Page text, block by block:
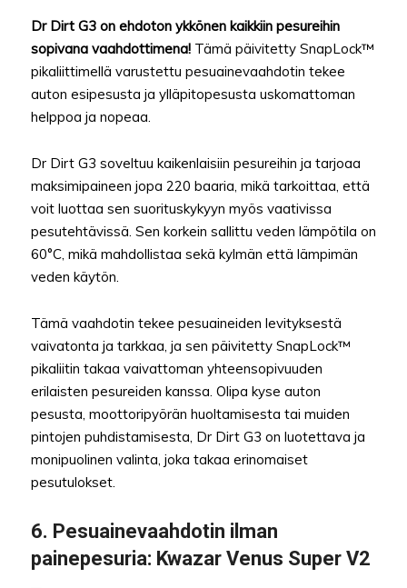
Dr Dirt G3 on ehdoton ykkönen kaikkiin pesureihin
sopivana vaahdottimena! Tämä päivitetty SnapLock™
pikaliittimellä varustettu pesuainevaahdotin tekee
auton esipesusta ja ylläpitopesusta uskomattoman
helppoa ja nopeaa.
Dr Dirt G3 soveltuu kaikenlaisiin pesureihin ja tarjoaa
maksimipaineen jopa 220 baaria, mikä tarkoittaa, että
voit luottaa sen suorituskykyyn myös vaativissa
pesutehtävissä. Sen korkein sallittu veden lämpötila on
60°C, mikä mahdollistaa sekä kylmän että lämpimän
veden käytön.
Tämä vaahdotin tekee pesuaineiden levityksestä
vaivatonta ja tarkkaa, ja sen päivitetty SnapLock™
pikaliitin takaa vaivattoman yhteensopivuuden
erilaisten pesureiden kanssa. Olipa kyse auton
pesusta, moottoripyörän huoltamisesta tai muiden
pintojen puhdistamisesta, Dr Dirt G3 on luotettava ja
monipuolinen valinta, joka takaa erinomaiset
pesutulokset.
6. Pesuainevaahdotin ilman
painepesuria: Kwazar Venus Super V2